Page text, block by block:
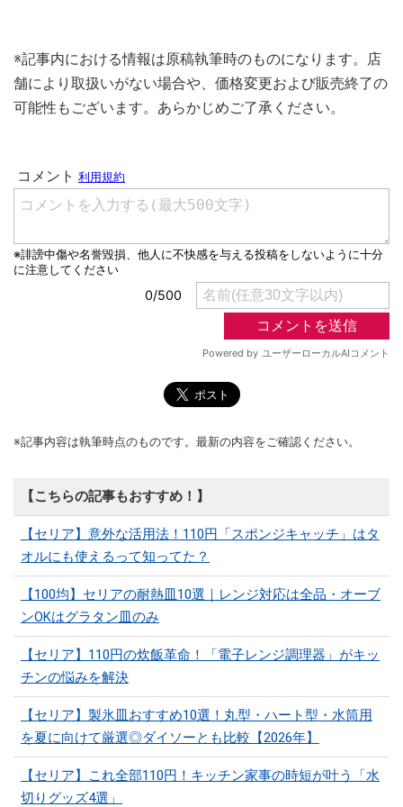
※記事内における情報は原稿執筆時のものになります。店
舗により取扱いがない場合や、価格変更および販売終了の
可能性もございます。あらかじめご了承ください。
※記事内容は執筆時点のものです。最新の内容をご確認ください。
【こちらの記事もおすすめ！】
【セリア】意外な活用法！110円「スポンジキャッチ」はタ
オルにも使えるって知ってた？
【100均】セリアの耐熱皿10選｜レンジ対応は全品・オーブ
ンOKはグラタン皿のみ
【セリア】110円の炊飯革命！「電子レンジ調理器」がキッ
チンの悩みを解決
【セリア】製氷皿おすすめ10選！丸型・ハート型・水筒用
を夏に向けて厳選◎ダイソーとも比較【2026年】
【セリア】これ全部110円！キッチン家事の時短が叶う「水
切りグッズ4選」